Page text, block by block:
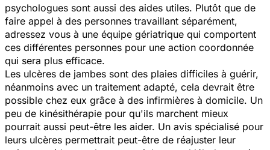
psychologues sont aussi des aides utiles. Plutôt que de
faire appel à des personnes travaillant séparément,
adressez vous à une équipe gériatrique qui comportent
ces différentes personnes pour une action coordonnée
qui sera plus efficace.
Les ulcères de jambes sont des plaies difficiles à guérir,
néanmoins avec un traitement adapté, cela devrait être
possible chez eux grâce à des infirmières à domicile. Un
peu de kinésithérapie pour qu'ils marchent mieux
pourrait aussi peut-être les aider. Un avis spécialisé pour
leurs ulcères permettrait peut-être de réajuster leur